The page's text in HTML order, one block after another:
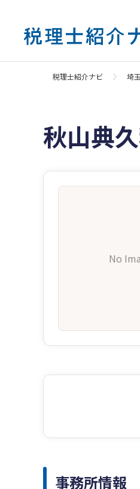
税理士紹介ナビ 埼
秋山典
No
事務所情報